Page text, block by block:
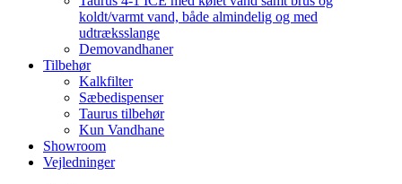
koldt/varmt vand, både almindelig og med
udtræksslange
Demovandhaner
Tilbehør
Kalkfilter
Sæbedispenser
Taurus tilbehør
Kun Vandhane
Showroom
Vejledninger